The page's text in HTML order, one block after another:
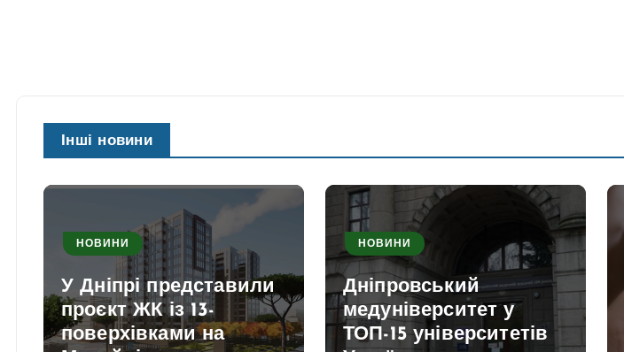
Інші новини
НОВИНИ
У Дніпрі представили
проєкт ЖК із 13-
поверхівками на
НОВИНИ
Дніпровський
медуніверситет у
ТОП-15 університетів